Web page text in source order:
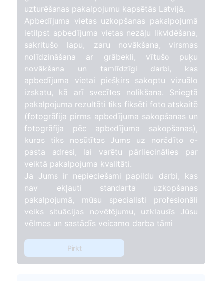
uzturēšanas pakalpojumu kapsētās Latvijā.
Apbedījuma vietas uzkopšanas pakalpojumā
ietilpst apbedījuma vietas nezāļu likvidēšana,
sakritušo lapu, zaru novākšana, virsmas
nolīdzināšana ar grābekli, vītušo puķu
novākšana un tamlīdzīgi darbi, kas
apbedījuma vietai piešķirs sakoptu vizuālo
izskatu, kā arī svecītes nolikšana. Sniegtā
pakalpojuma rezultāti tiks fiksēti foto atskaitē
(fotogrāfija pirms apbedījuma sakopšanas un
fotogrāfija pēc apbedījuma sakopšanas),
kuras tiks nosūtītas Jums uz norādīto e-
pasta adresi, lai varētu pārliecināties par
veiktā pakalpojuma kvalitāti.
Ja Jums ir nepieciešami papildu darbi, kas
nav iekļauti standarta uzkopšanas
pakalpojumā, mūsu specialisti profesionāli
veiks situācijas novētējumu, uzklausīs Jūsu
vēlmes un sastādīs veicamo darba tāmi
Pirkt